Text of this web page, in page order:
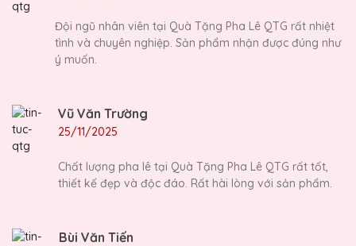
Đội ngũ nhân viên tại Quà Tặng Pha Lê QTG rất nhiệt
tình và chuyên nghiệp. Sản phẩm nhận được đúng như
ý muốn.
Vũ Văn Trường
25/11/2025
Chất lượng pha lê tại Quà Tặng Pha Lê QTG rất tốt,
thiết kế đẹp và độc đáo. Rất hài lòng với sản phẩm.
Bùi Văn Tiến